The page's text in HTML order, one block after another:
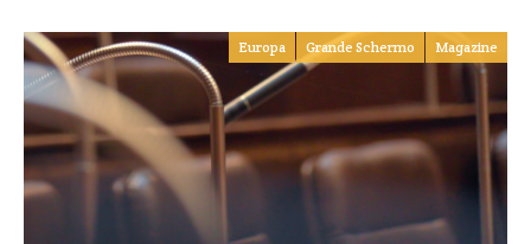
Europa Grande Schermo Magazine